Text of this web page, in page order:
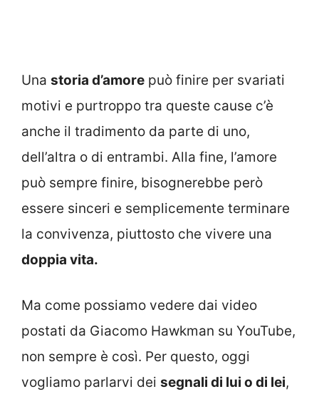
Una storia d’amore può finire per svariati
motivi e purtroppo tra queste cause c’è
anche il tradimento da parte di uno,
dell’altra o di entrambi. Alla fine, l’amore
può sempre finire, bisognerebbe però
essere sinceri e semplicemente terminare
la convivenza, piuttosto che vivere una
doppia vita.
Ma come possiamo vedere dai video
postati da Giacomo Hawkman su YouTube,
non sempre è così. Per questo, oggi
vogliamo parlarvi dei segnali di lui o di lei,